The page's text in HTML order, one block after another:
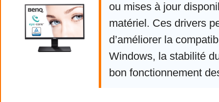
ou mises à jour
matériel. Ces drivers
d’améliorer la
Windows, la stabilité
bon fonctionnement